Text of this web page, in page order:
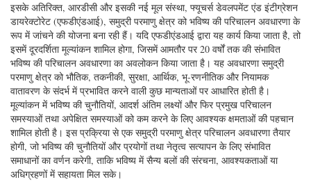
इसके अतिरिक्त, आरडीसी और इसकी नई मूल संस्था, फ्यूचर्स डेवलपमेंट एंड इंटीग्रेशन
डायरेक्टोरेट (एफडीएंडआई), समुद्री परमाणु क्षेत्र को भविष्य की परिचालन अवधारणा के
रूप में जांचने की योजना बना रही हैं। यदि एफडीएंडआई द्वारा यह कार्य किया जाता है, तो
इसमें दूरदर्शिता मूल्यांकन शामिल होगा, जिसमें आमतौर पर 20 वर्षों तक की संभावित
भविष्य की परिचालन अवधारणा का अवलोकन किया जाता है। यह अवधारणा समुद्री
परमाणु क्षेत्र को भौतिक, तकनीकी, सुरक्षा, आर्थिक, भू-रणनीतिक और नियामक
वातावरण के संदर्भ में प्रभावित करने वाली कुछ मान्यताओं पर आधारित होती है।
मूल्यांकन में भविष्य की चुनौतियों, आदर्श अंतिम लक्ष्यों और फिर प्रमुख परिचालन
समस्याओं तथा अपेक्षित समस्याओं को कम करने के लिए आवश्यक क्षमताओं की पहचान
शामिल होती है। इस प्रक्रिया से एक समुद्री परमाणु क्षेत्र परिचालन अवधारणा तैयार
होगी, जो भविष्य की चुनौतियों और प्रयोगों तथा नेतृत्व सत्यापन के लिए संभावित
समाधानों का वर्णन करेगी, ताकि भविष्य में सैन्य बलों की संरचना, आवश्यकताओं या
अधिग्रहणों में सहायता मिल सके।